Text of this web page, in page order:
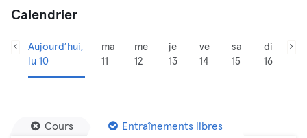
Calendrier
Aujourd’hui,
lu 10
ma
11
me
12
je
13
ve
14
sa
15
di
16
Cours Entraînements libres